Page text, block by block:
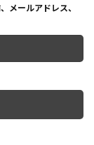
メールアドレス、